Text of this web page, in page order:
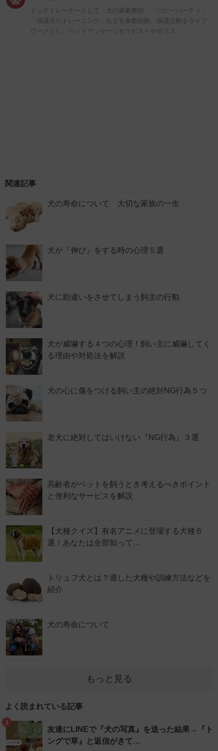
ドッグトレーナーとして「犬の家庭教師」「パピーパーティ」
「保護犬のトレーニング」などを多数経験。保護活動をライフ
ワークとし、ペットマッサージセラピストやホリス…
関連記事
犬の寿命について 大切な家族の一生
犬が『伸び』をする時の心理５選
犬に勘違いをさせてしまう飼主の行動
犬が威嚇する４つの心理！飼い主に威嚇してく
る理由や対処法を解説
犬の心に傷をつける飼い主の絶対NG行為５つ
老犬に絶対してはいけない『NG行為』３選
高齢者がペットを飼うとき考えるべきポイント
と便利なサービスを解説
【犬種クイズ】有名アニメに登場する犬種６
選！あなたは全部知って…
トリュフ犬とは？適した犬種や訓練方法などを
紹介
犬の寿命について
もっと見る
よく読まれている記事
1
友達にLINEで『犬の写真』を送った結果→『ト
ングで草』と返信がきて…